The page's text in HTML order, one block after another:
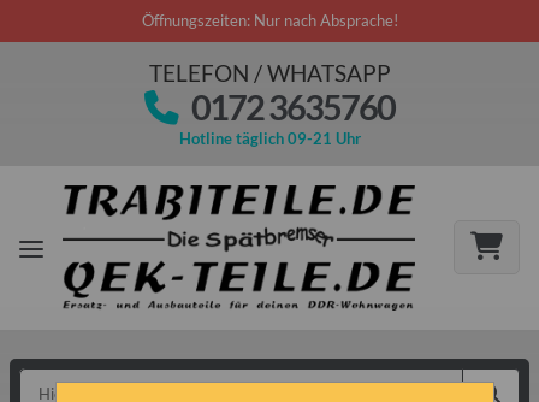
Öffnungszeiten: Nur nach Absprache!
TELEFON / WHATSAPP
0172 3635760
Hotline täglich 09-21 Uhr